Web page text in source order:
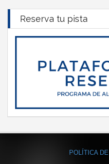
Reserva tu pista
POLÍTICA